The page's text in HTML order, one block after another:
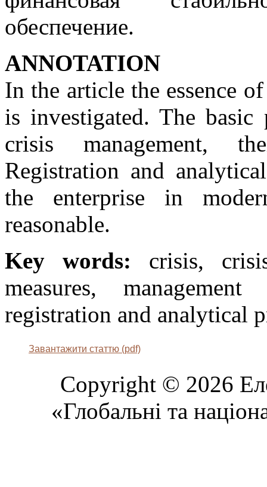
обеспечение.
ANNOTATION
In the article the essence
is investigated. The
crisis management,
Registration and
the enterprise in
reasonable.
Key words: crisis,
measures,
registration and analytical
Завантажити статтю (pdf)
Copyright © 2026
«Глобальні та